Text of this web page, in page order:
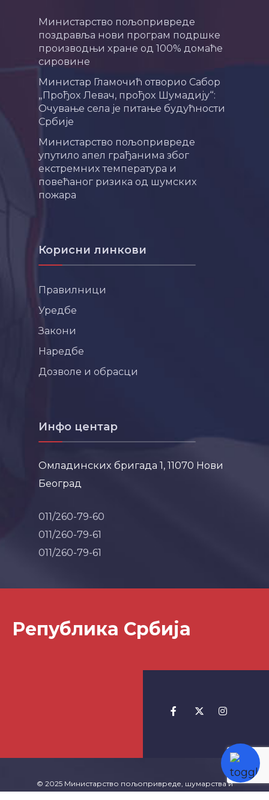
Министарство пољопривреде
поздравља нови програм подршке
производњи хране од 100% домаће
сировине
Министар Гламочић отворио Сабор
„Прођох Левач, прођох Шумадију“:
Очување села је питање будућности
Србије
Министарство пољопривреде
упутило апел грађанима због
екстремних температура и
повећаног ризика од шумских
пожара
Корисни линкови
Правилници
Уредбе
Закони
Наредбе
Дозволе и обрасци
Инфо центар
Омладинских бригада 1, 11070 Нови
Београд
011/260-79-60
011/260-79-61
011/260-79-61
Република Србија
© 2025 Министарство пољопривреде, шумарства и